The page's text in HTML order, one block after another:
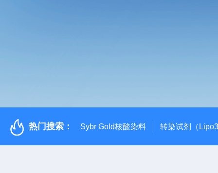
热门搜索： Sybr Gold核酸染料 转染试剂（